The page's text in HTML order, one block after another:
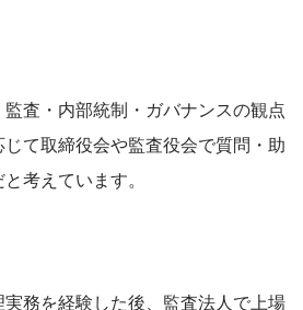
査・内部統制・ガバナンスの観点
て取締役会や監査役会で質問・助
考えています。
務を経験した後、監査法人で上場